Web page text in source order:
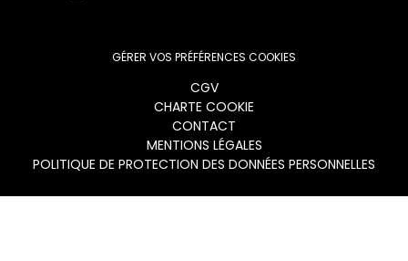
GÉRER VOS PRÉFÉRENCES COOKIES
CGV
CHARTE COOKIE
CONTACT
MENTIONS LÉGALES
POLITIQUE DE PROTECTION DES DONNÉES PERSONNELLES